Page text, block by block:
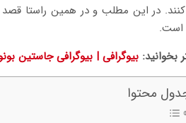
در این مطلب و در همین راستا قصد
است.
بخوانید: بیوگرافی | بیوگرافی جاستین
محتوا